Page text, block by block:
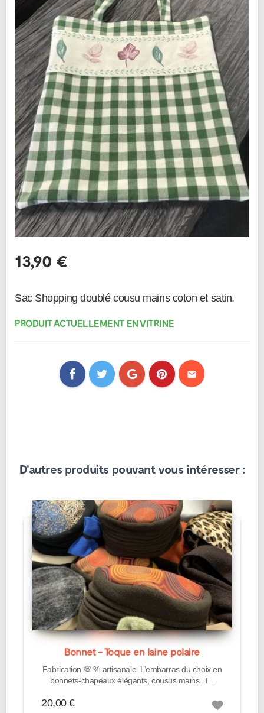
13,90 €
PRODUIT ACTUELLEMENT EN VITRINE
mail
D'autres produits pouvant vous intéresser :
Bonnet - Toque en laine polaire
Fabrication 💯 % artisanale. L’embarras du choix en
bonnets-chapeaux élégants, cousus mains. T...
20,00 € favorite